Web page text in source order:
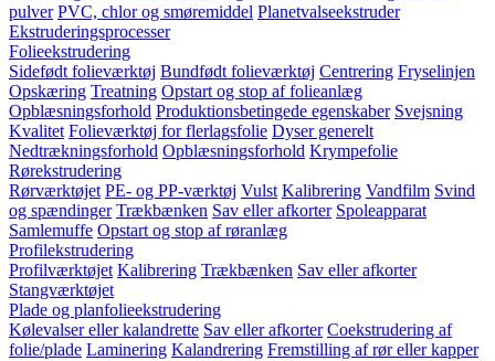
pulver PVC, chlor og smøremiddel Planetvalseekstruder
Ekstruderingsprocesser
Folieekstrudering
Sidefødt folieværktøj Bundfødt folieværktøj Centrering Fryselinjen
Opskæring Treatning Opstart og stop af folieanlæg
Opblæsningsforhold Produktionsbetingede egenskaber Svejsning
Kvalitet Folieværktøj for flerlagsfolie Dyser generelt
Nedtrækningsforhold Opblæsningsforhold Krympefolie
Rørekstrudering
Rørværktøjet PE- og PP-værktøj Vulst Kalibrering Vandfilm Svind
og spændinger Trækbænken Sav eller afkorter Spoleapparat
Samlemuffe Opstart og stop af røranlæg
Profilekstrudering
Profilværktøjet Kalibrering Trækbænken Sav eller afkorter
Stangværktøjet
Plade og planfolieekstrudering
Kølevalser eller kalandrette Sav eller afkorter Coekstrudering af
folie/plade Laminering Kalandrering Fremstilling af rør eller kapper